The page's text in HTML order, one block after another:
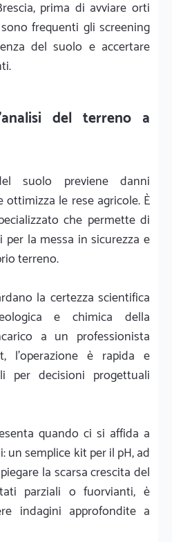
prima di avviare orti
frequenti gli screening
del suolo e accertare
del terreno a
suolo previene danni
le rese agricole. È
che permette di
la messa in sicurezza e
terreno.
la certezza scientifica
e chimica della
a un professionista
l'operazione è rapida e
per decisioni progettuali
quando ci si affida a
semplice kit per il pH, ad
la scarsa crescita del
parziali o fuorvianti, è
indagini approfondite a